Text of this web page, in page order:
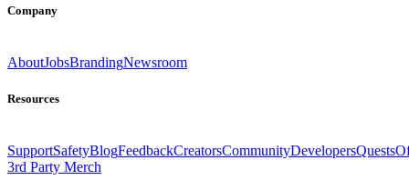
Company
AboutJobsBrandingNewsroom
Resources
SupportSafetyBlogFeedbackCreatorsCommunityDevelopersQuests
3rd Party Merch